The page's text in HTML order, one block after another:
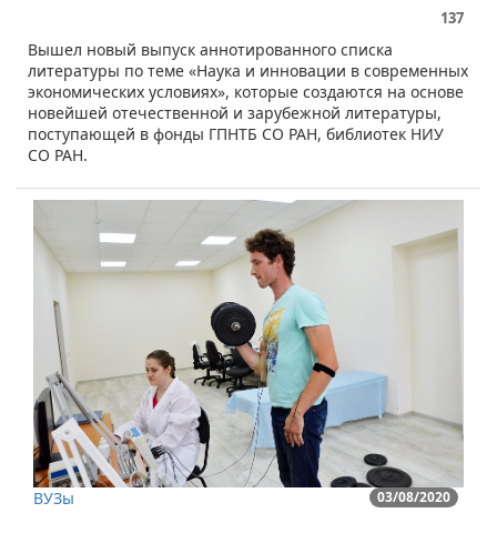
137
Вышел новый выпуск аннотированного списка
литературы по теме «Наука и инновации в современных
экономических условиях», которые создаются на основе
новейшей отечественной и зарубежной литературы,
поступающей в фонды ГПНТБ СО РАН, библиотек НИУ
СО РАН.
03/08/2020
ВУЗы